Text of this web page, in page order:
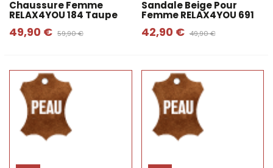
Chaussure Femme
RELAX4YOU 184 Taupe
49,90 € 59,90 €
Sandale Beige Pour
Femme RELAX4YOU 691
42,90 € 49,90 €